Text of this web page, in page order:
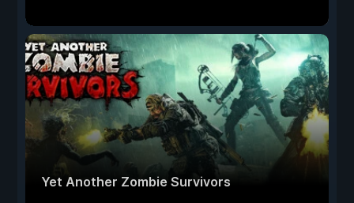
Yet Another Zombie Survivors